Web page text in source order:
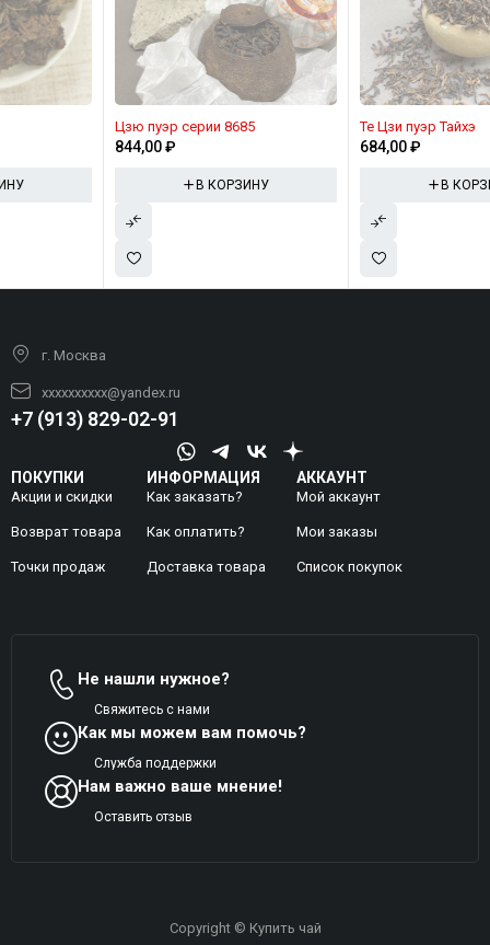
Цзю пуэр серии 8685 Те Цзи пуэр Тайхэ
г. Москва
xxxxxxxxxx@yandex.ru
+7 (913) 829-02-91
ПОКУПКИ
Акции и скидки
Возврат товара
Точки продаж
ИНФОРМАЦИЯ
Как заказать?
Как оплатить?
Доставка товара
АККАУНТ
Мой аккаунт
Mои заказы
Список покупок
Не нашли нужное?
Свяжитесь с нами
Как мы можем вам помочь?
Служба поддержки
Нам важно ваше мнение!
Оставить отзыв
Copyright © Купить чай